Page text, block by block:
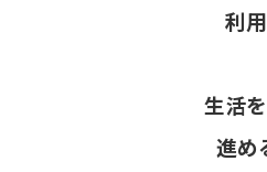
利
生活
進め